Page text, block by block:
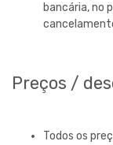
bancária, no
Preços /
Todos os